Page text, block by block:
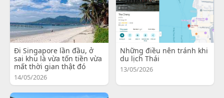
Đi Singapore lần đầu, ở
sai khu là vừa tốn tiền vừa
mất thời gian thật đó
14/05/2026
Những điều nên tránh khi
du lịch Thái
13/05/2026